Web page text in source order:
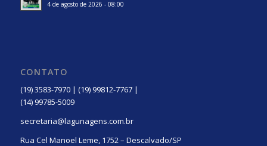
4 de agosto de 2026 - 08:00
CONTATO
(19) 3583-7970 | (19) 99812-7767 |
(14) 99785-5009
secretaria@lagunagens.com.br
Rua Cel Manoel Leme, 1752 – Descalvado/SP